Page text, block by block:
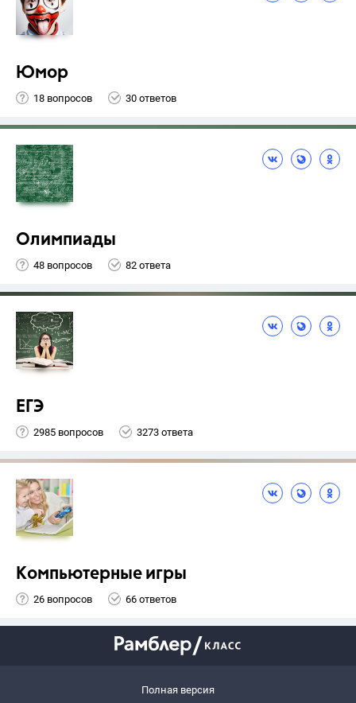
Юмор
18 вопросов 30 ответов
Олимпиады
48 вопросов 82 ответа
ЕГЭ
2985 вопросов 3273 ответа
Компьютерные игры
26 вопросов 66 ответов
Полная версия